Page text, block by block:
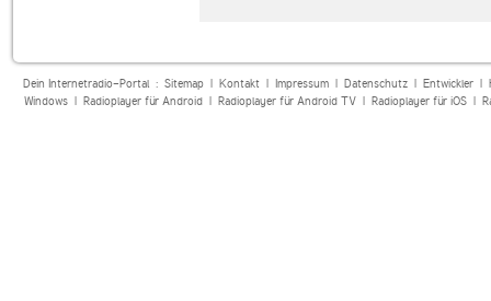
Dein Internetradio-Portal : Sitemap| Kontakt| Impressum| Datenschutz| Entwickler|
Windows| Radioplayer für Android| Radioplayer für Android TV| Radioplayer für iOS|